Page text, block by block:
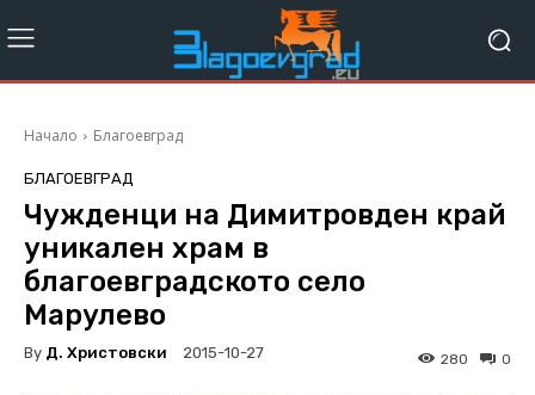
Начало Благоевград
БЛАГОЕВГРАД
Чужденци на Димитровден край
уникален храм в
благоевградското село
Марулево
By Д. Христовски 2015-10-27 0
280